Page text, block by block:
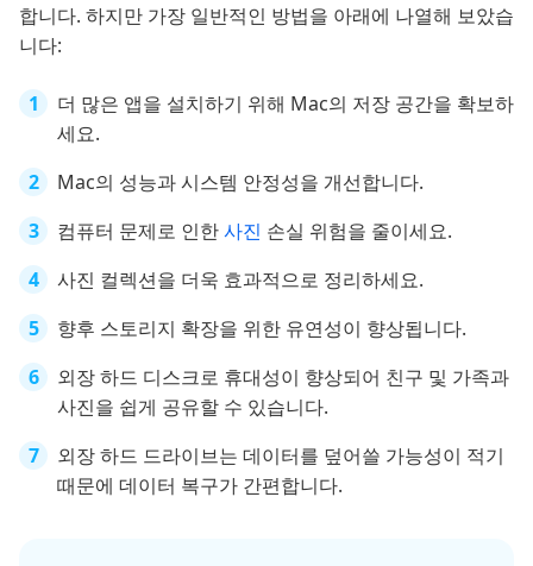
합니다. 하지만 가장 일반적인 방법을 아래에 나열해 보았습
니다:
더 많은 앱을 설치하기 위해 Mac의 저장 공간을 확보하
세요.
Mac의 성능과 시스템 안정성을 개선합니다.
컴퓨터 문제로 인한사진 손실 위험을 줄이세요.
사진 컬렉션을 더욱 효과적으로 정리하세요.
향후 스토리지 확장을 위한 유연성이 향상됩니다.
외장 하드 디스크로 휴대성이 향상되어 친구 및 가족과
사진을 쉽게 공유할 수 있습니다.
외장 하드 드라이브는 데이터를 덮어쓸 가능성이 적기
때문에 데이터 복구가 간편합니다.